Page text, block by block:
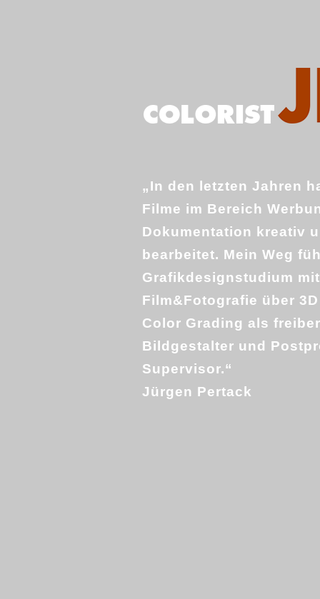
„In den letzten Jahren
Filme im Bereich
Dokumentation kreativ
bearbeitet. Mein Weg
Grafikdesignstudium
Film&Fotografie über
Color Grading als
Bildgestalter und
Supervisor.“
Jürgen Pertack